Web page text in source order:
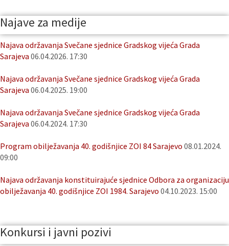
Najave za medije
Najava održavanja Svečane sjednice Gradskog vijeća Grada
Sarajeva 06.04.2026. 17:30
Najava održavanja Svečane sjednice Gradskog vijeća Grada
Sarajeva 06.04.2025. 19:00
Najava održavanja Svečane sjednice Gradskog vijeća Grada
Sarajeva 06.04.2024. 17:30
Program obilježavanja 40. godišnjice ZOI 84 Sarajevo 08.01.2024.
09:00
Najava održavanja konstituirajuće sjednice Odbora za organizaciju
obilježavanja 40. godišnjice ZOI 1984. Sarajevo 04.10.2023. 15:00
Konkursi i javni pozivi